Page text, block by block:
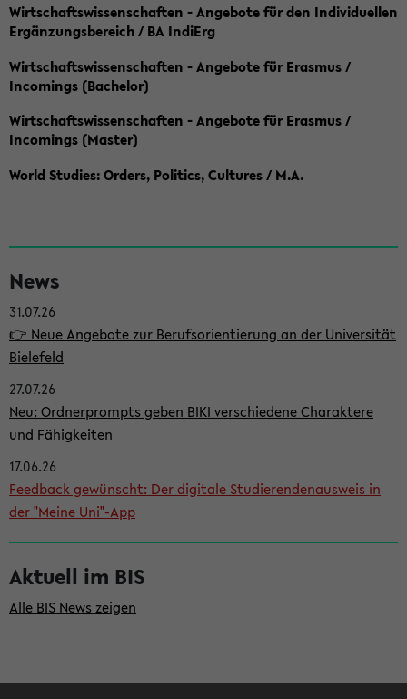
Wirtschaftswissenschaften - Angebote für den Individuellen
Ergänzungsbereich / BA IndiErg
Wirtschaftswissenschaften - Angebote für Erasmus /
Incomings (Bachelor)
Wirtschaftswissenschaften - Angebote für Erasmus /
Incomings (Master)
World Studies: Orders, Politics, Cultures / M.A.
e
i
t
e
n
l
e
i
s
t
e
News
31.07.26
👉 Neue Angebote zur Berufsorientierung an der Universität
Bielefeld
27.07.26
Neu: Ordnerprompts geben BIKI verschiedene Charaktere
und Fähigkeiten
17.06.26
Feedback gewünscht: Der digitale Studierendenausweis in
der "Meine Uni"-App
Aktuell im BIS
Alle BIS News zeigen